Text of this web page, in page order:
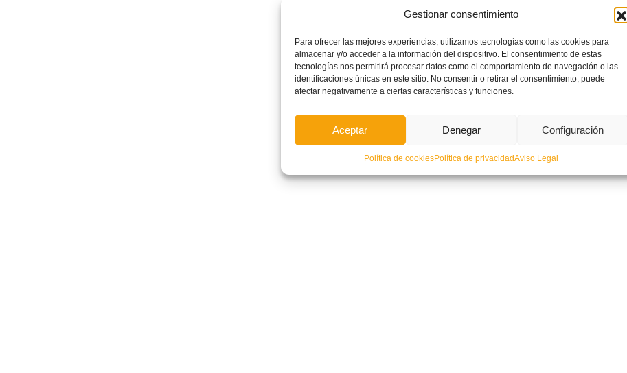
Gestionar consentimiento
Para ofrecer las mejores experiencias, utilizamos tecnologías como las cookies para
almacenar y/o acceder a la información del dispositivo. El consentimiento de estas
tecnologías nos permitirá procesar datos como el comportamiento de navegación o las
identificaciones únicas en este sitio. No consentir o retirar el consentimiento, puede
afectar negativamente a ciertas características y funciones.
Aceptar Denegar Configuración
Política de cookiesPolítica de privacidadAviso Legal